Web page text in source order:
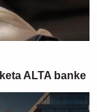
ALTA banke